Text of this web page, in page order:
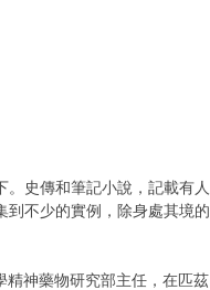
史傳和筆記小說，記載有人
到不少的實例，除身處其境的
神藥物研究部主任，在匹茲